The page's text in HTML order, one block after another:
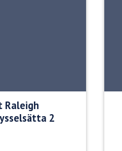
Raleigh
2